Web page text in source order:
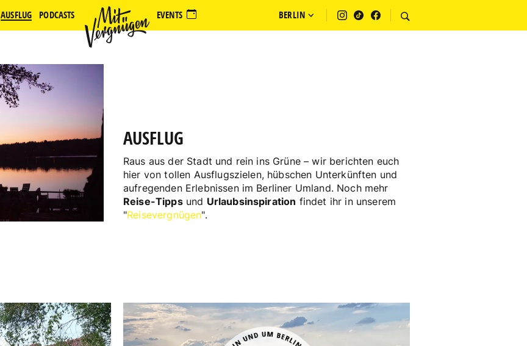
BERLIN
AUSFLUG PODCASTS EVENTS
AUSFLUG
Raus aus der Stadt und rein ins Grüne – wir berichten euch
hier von tollen Ausflugszielen, hübschen Unterkünften und
aufregenden Erlebnissen im Berliner Umland. Noch mehr
Reise-Tippsund Urlaubsinspiration findet ihr in unserem
"Reisevergnügen".